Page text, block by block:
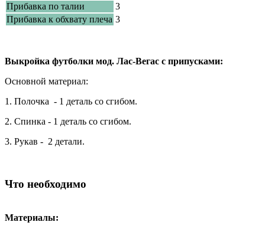
Прибавка по талии
3
Прибавка к обхвату плеча 3
Выкройка футболки мод. Лас-Вегас с припусками:
Основной материал:
1. Полочка - 1 деталь со сгибом.
2. Спинка - 1 деталь со сгибом.
3. Рукав - 2 детали.
Что необходимо
Материалы: